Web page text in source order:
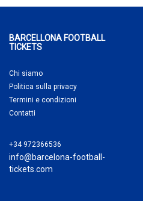
BARCELLONA FOOTBALL
TICKETS
Chi siamo
Politica sulla privacy
Termini e condizioni
Contatti
+34 972366536
info@barcelona-football-
tickets.com